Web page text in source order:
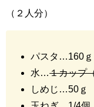
（２人分）
パスタ…160ｇ
水…１カップ
しめじ…50ｇ